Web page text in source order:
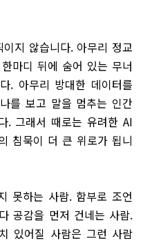
지 않습니다. 아무리 정교
마디 뒤에 숨어 있는 무너
. 아무리 방대한 데이터를
를 보고 말을 멈추는 인간
. 그래서 때로는 유려한 AI
침묵이 더 큰 위로가 됩니
못하는 사람. 함부로 조언
공감을 먼저 건네는 사람.
있어질 사람은 그런 사람